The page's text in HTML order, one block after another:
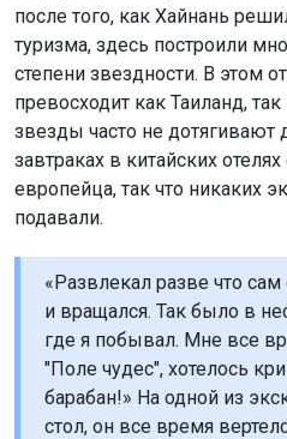
после того, как Хайнань
туризма, здесь построили
степени звездности. В этом
превосходит как Таиланд,
звезды часто не дотягивают
завтраках в китайских
европейца, так что никаких
подавали.
«Развлекал разве что
и вращался. Так было в
где я побывал. Мне все
"Поле чудес", хотелось
барабан!» На одной из
стол, он все время